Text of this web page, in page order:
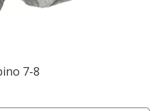
7-8